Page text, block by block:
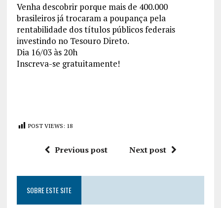
Venha descobrir porque mais de 400.000
brasileiros já trocaram a poupança pela
rentabilidade dos títulos públicos federais
investindo no Tesouro Direto.
Dia 16/03 às 20h
Inscreva-se gratuitamente!
POST VIEWS: 18
Previous post Next post
SOBRE ESTE SITE